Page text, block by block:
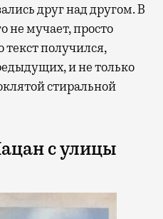
друг над другом. В
не мучает, просто
текст получился,
и не только
стиральной
с улицы